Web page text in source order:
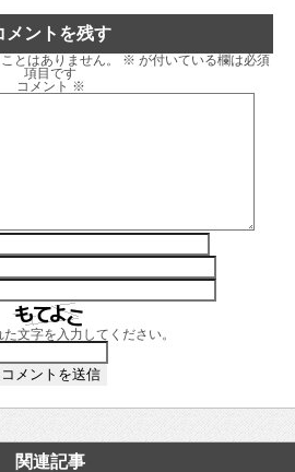
メントを残す
とはありません。 ※ が付いている欄は必須
項目です
コメント ※
た文字を入力してください。
関連記事